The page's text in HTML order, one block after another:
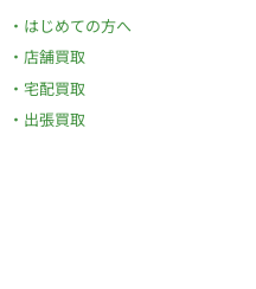
はじめての方へ
店舗買取
宅配買取
出張買取